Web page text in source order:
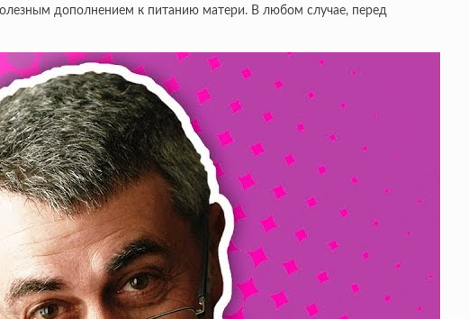
дополнением к питанию матери. В любом случае, перед